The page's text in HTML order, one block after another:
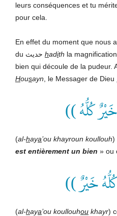
leurs conséquences et tu
pour cela.
En effet du moment que nous
du حديث hadith la
bien qui découle de la pudeur.
Housayn
كُلُّهُ ))
(al-haya’ou khayroun koullouh)
est entièrement un bien » ou
خَيْرٌ ))
(al-haya’ou koullouhou khayr)